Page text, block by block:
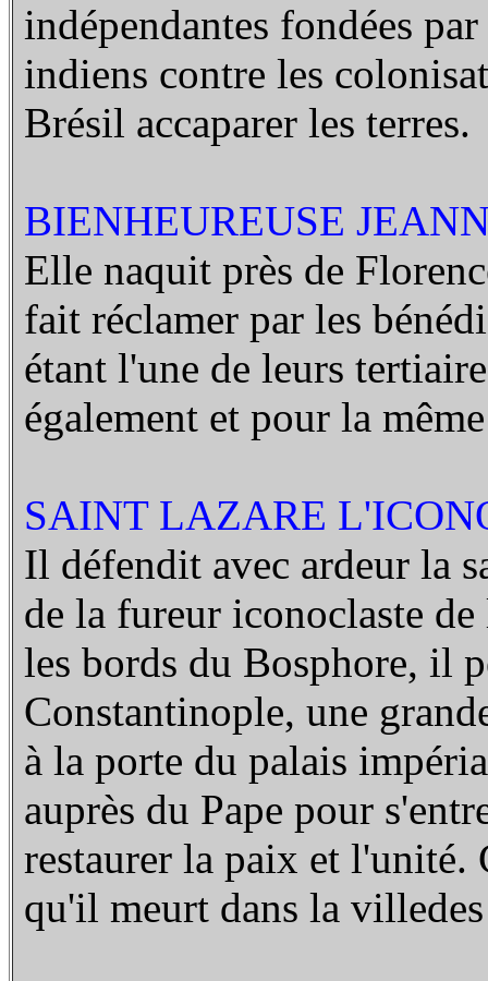
indépendantes fondées
indiens contre les
Brésil accaparer les terres.
BIENHEUREUSE
Elle naquit près de
fait réclamer par les
étant l'une de leurs
également et pour la
SAINT LAZARE
Il défendit avec ardeur la
de la fureur iconoclaste
les bords du Bosphore, il
Constantinople, une
à la porte du palais
auprès du Pape pour
restaurer la paix et l'unité.
qu'il meurt dans la